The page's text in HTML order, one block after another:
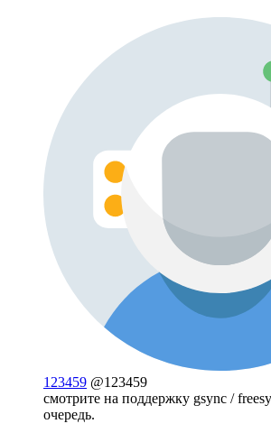
123459 @123459
смотрите на поддержку gsync /
очередь.